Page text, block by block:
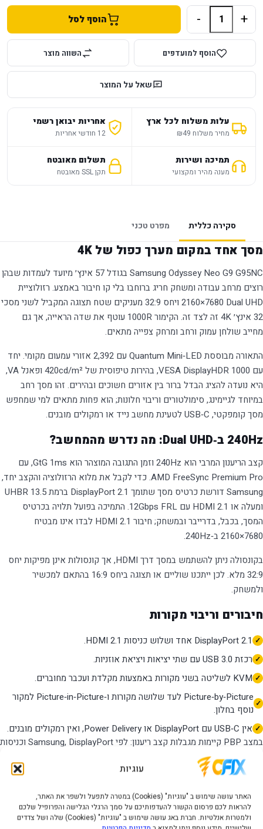
עוגיות
האתר עושה שימוש ב "עוגיות" (Cookies) במטרה לתפעל ולשפר את האתר,
להראות לכם פרסום הקשור להעדפותיכם על סמך הרגלי הגלישה והפרופיל שלכם
ולמטרות אנלטיות. חברת באג עושה שימוש ב "עוגיות" (Cookies) שלה ושל צדדים
+
- הוסף לסל
הוסף למועדפים השווה מוצר
שאל על המוצר
עלות משלוח לכל ארץ
מחיר משלוח ₪49
אחריות יבואן רשמי
12 חודשי אחריות
תמיכה ושירות
מענה מהיר ומקצועי
תשלום מאובטח
תקן SSL מאובטח
סקירה כללית מפרט טכני
מסך אחד במקום מערך כפול של 4K
Samsung Odyssey Neo G9 G95NC בגודל 57 אינץ׳ מיועד לעמדות שבהן
רוצים מרחב עבודה ומשחק חריג ברוחבו בלי קו חיבור באמצע. רזולוציית
Dual UHD ‏7680×2160 ויחס 32:9 מעניקים שטח תצוגה המקביל לשני מסכי
32 אינץ׳ 4K זה לצד זה. הקימור 1000R עוטף את שדה הראייה, אך גם
מחייב שולחן עמוק ורחב ומרחק צפייה מתאים.
התאורה מבוססת Quantum Mini‑LED עם 2,392 אזורי עמעום מקומי. יחד
עם VESA DisplayHDR 1000, בהירות טיפוסית של 420cd/m² ופאנל VA,
היא נועדה להציג הבדל ברור בין אזורים חשוכים ובהירים. זהו מסך רחב
במיוחד לגיימינג, סימולטורים וריבוי חלונות; הוא פחות מתאים למי שמחפש
מסך קומפקטי, USB‑C לטעינת מחשב נייד או רמקולים מובנים.
240Hz ב‑Dual UHD: מה נדרש מהמחשב?
קצב הריענון המרבי הוא 240Hz וזמן התגובה המוצהר הוא 1ms ‏GtG, עם
AMD FreeSync Premium Pro. כדי לקבל את מלוא הרזולוציה והקצב יחד,
Samsung דורשת כרטיס מסך שתומך DisplayPort 2.1 ברמת UHBR 13.5
ומעלה או HDMI 2.1 עם FRL ‏12Gbps. התמיכה בפועל תלויה בכרטיס
המסך, בכבל, בדרייבר ובמשחק; חיבור HDMI 2.1 לבדו אינו מבטיח
7680×2160 ב‑240Hz.
בקונסולה ניתן להשתמש במסך דרך HDMI, אך קונסולות אינן מפיקות יחס
32:9 מלא. לכן ייתכנו שוליים או תצוגה ביחס 16:9 בהתאם למכשיר
ולמשחק.
חיבורים וריבוי מקורות
DisplayPort 2.1 אחד ושלוש כניסות HDMI 2.1.
רכזת USB 3.0 עם שתי יציאות ויציאת אוזניות.
KVM לשליטה בשני מקורות באמצעות מקלדת ועכבר מחוברים.
Picture‑by‑Picture לעד שלושה מקורות ו‑Picture‑in‑Picture למקור
נוסף בחלון.
אין USB‑C עם DisplayPort או Power Delivery, ואין רמקולים מובנים.
במצב PBP קיימות מגבלות קצב ריענון: לפי Samsung, DisplayPort וכניסות
מקורות עשויה לדרוש עדכון קושחה.
בדיקות שכדאי לבצע לפני ההזמנה
מקום:רוחב המסך עם המעמד 132.75 ס״מ ועומקו כמעט 50 ס״מ.